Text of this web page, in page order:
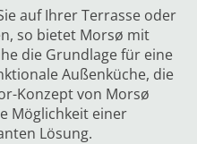
auf Ihrer Terrasse oder
so bietet Morsø mit
die Grundlage für eine
Außenküche, die
Konzept von Morsø
Möglichkeit einer
Lösung.